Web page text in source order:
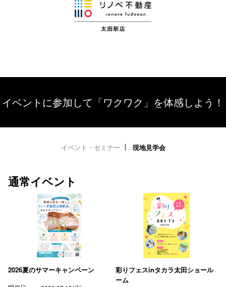
イベントに参加して「ワクワク」を体感しよう！
イベント・セミナー 現地見学会
通常イベント
2026夏のサマーキャンペーン
彩りフェスinタカラ太田ショール
ーム